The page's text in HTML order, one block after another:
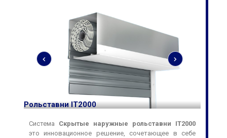
Рольставни IT2000
Система Скрытые наружные рольставни IT2000
это инновационное решение, сочетающее в себе